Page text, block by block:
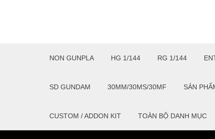
NON GUNPLA HG 1/144 RG 1/144
SD GUNDAM 30MM/30MS/30MF SẢN
CUSTOM / ADDON KIT TOÀN BỘ DANH MỤC